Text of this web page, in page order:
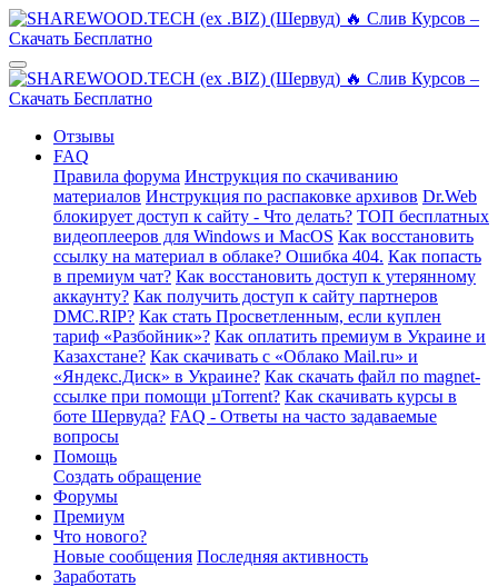
Отзывы
FAQ
Правила форума Инструкция по скачиванию
материалов Инструкция по распаковке архивов Dr.Web
блокирует доступ к сайту - Что делать? ТОП бесплатных
видеоплееров для Windows и MacOS Как восстановить
ссылку на материал в облаке? Ошибка 404. Как попасть
в премиум чат? Как восстановить доступ к утерянному
аккаунту? Как получить доступ к сайту партнеров
DMC.RIP? Как стать Просветленным, если куплен
тариф «Разбойник»? Как оплатить премиум в Украине и
Казахстане? Как скачивать с «Облако Mail.ru» и
«Яндекс.Диск» в Украине? Как скачать файл по magnet-
ссылке при помощи µTorrent? Как скачивать курсы в
боте Шервуда? FAQ - Ответы на часто задаваемые
вопросы
Помощь
Создать обращение
Форумы
Премиум
Что нового?
Новые сообщения Последняя активность
Заработать